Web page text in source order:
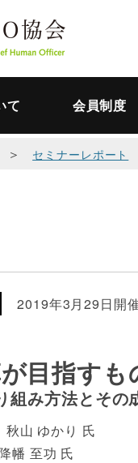
て 会員制度
＞ セミナーレポート
2019年3月29日開
目指すも
組み方法とその
山 ゆかり 氏
幡 至功 氏